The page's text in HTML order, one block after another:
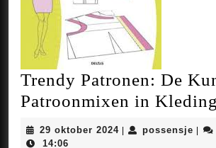
Trendy Patronen: De
Patroonmixen in Kleding
29 oktober 202429
possensje
14:06